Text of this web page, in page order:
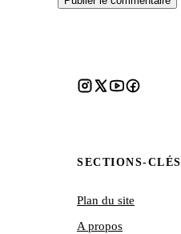
SECTIONS-CLÉS
Plan du site
A propos